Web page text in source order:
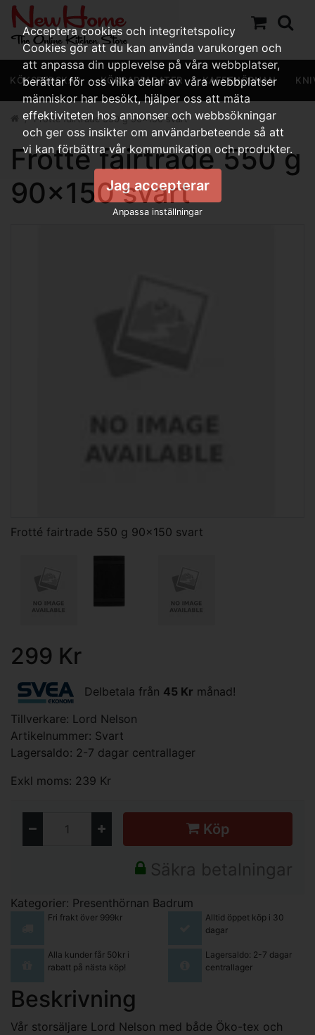
KÖKSREDSKAP KÖKSAPPARATER KAFFEHÖRNAN
Frotté fairtrade 550 g 90x150 svart
Frotté fairtrade 550 g
90x150 svart
Frotté fairtrade 550 g 90x150 svart
299 Kr
Delbetala från 45 Kr månad!
Tillverkare: Lord Nelson
Artikelnummer: Svart
Lagersaldo: 2-7 dagar centrallager
Exkl moms: 239 Kr
Köp
Säkra betalningar
Kategorier: Presenthörnan Badrum
Fri frakt över 999kr
Alltid öppet köp i 30
dagar
Alla kunder får 50kr i
rabatt på nästa köp!
Lagersaldo: 2-7 dagar
centrallager
Beskrivning
Vår storsäljare Lord Nelson med både Öko-tex och
Acceptera cookies och integritetspolicy
Cookies gör att du kan använda varukorgen och
att anpassa din upplevelse på våra webbplatser,
berättar för oss vilka delar av våra webbplatser
människor har besökt, hjälper oss att mäta
effektiviteten hos annonser och webbsökningar
och ger oss insikter om användarbeteende så att
vi kan förbättra vår kommunikation och produkter.
Jag accepterar
Anpassa inställningar